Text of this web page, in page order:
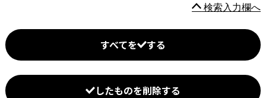
検索入力欄へ
すべてを する
したものを削除する